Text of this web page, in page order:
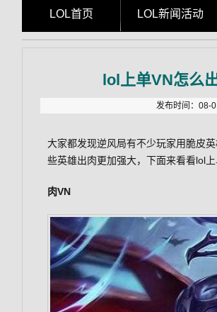
LOL首页 LOL新闻活动
lol上单VN怎么
发布时间：08-
大家都发现逆风局有不少玩家用脆皮
些英雄出肉更加强大，下面来看看lol
肉VN